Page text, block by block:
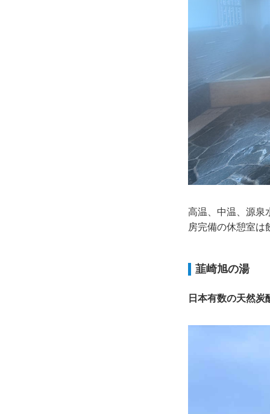
高温、中温、源泉
房完備の休憩室は
韮崎旭の湯
日本有数の天然炭